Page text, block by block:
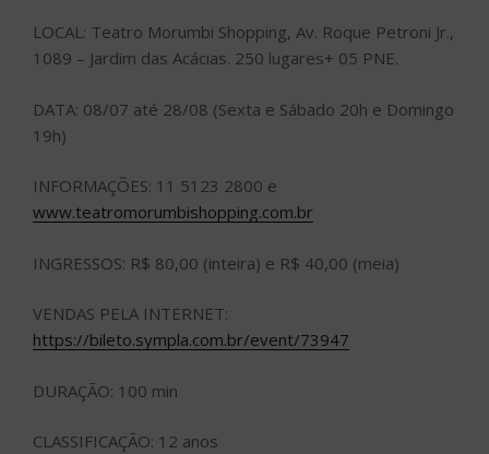
LOCAL: Teatro Morumbi Shopping, Av. Roque Petroni Jr.,
1089 – Jardim das Acácias. 250 lugares+ 05 PNE.
DATA: 08/07 até 28/08 (Sexta e Sábado 20h e Domingo
19h)
INFORMAÇÕES: 11 5123 2800 e
www.teatromorumbishopping.com.br
INGRESSOS: R$ 80,00 (inteira) e R$ 40,00 (meia)
VENDAS PELA INTERNET:
https://bileto.sympla.com.br/event/73947
DURAÇÃO: 100 min
CLASSIFICAÇÃO: 12 anos